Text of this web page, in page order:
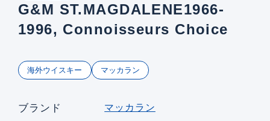
G&M ST.MAGDALENE1966-
1996, Connoisseurs Choice
海外ウイスキー マッカラン
ブランド マッカラン